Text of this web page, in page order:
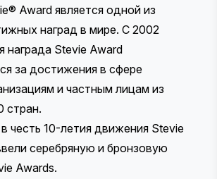
Award является одной из
наград в мире. С 2002
награда Stevie Award
за достижения в сфере
и частным лицам из
стран.
честь 10-летия движения Stevie
серебряную и бронзовую
Awards.